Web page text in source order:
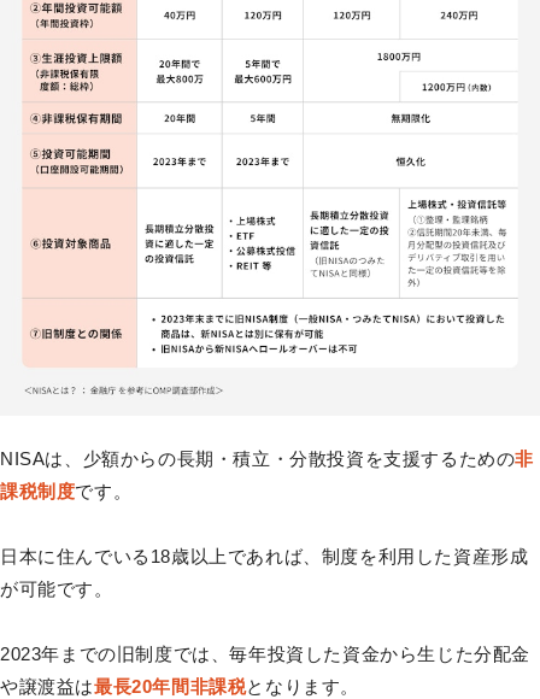
NISAは、少額からの長期・積立・分散投資を支援するための非
課税制度です。
日本に住んでいる18歳以上であれば、制度を利用した資産形成
が可能です。
2023年までの旧制度では、毎年投資した資金から生じた分配金
や譲渡益は最長20年間非課税となります。